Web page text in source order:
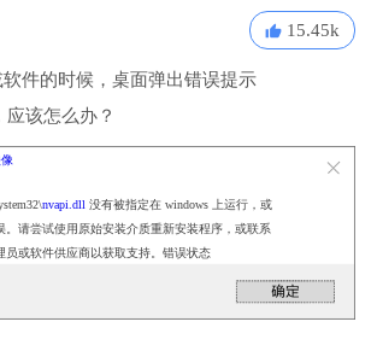
15.45k
件的时候，桌面弹出错误提示
应该怎么办？
nvapi.dll 没有被指定在 windows 上运行，或
。请尝试使用原始安装介质重新安装程序，或联系
员或软件供应商以获取支持。错误状态